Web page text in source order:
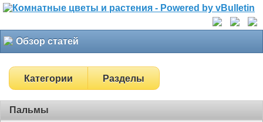
Обзор статей
Категории Разделы
Пальмы